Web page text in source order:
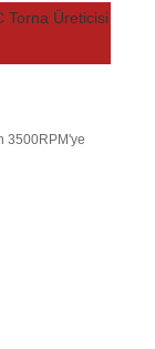
3500RPM'ye